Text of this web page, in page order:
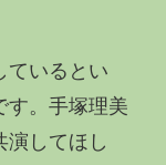
ているとい
す。手塚理美
演してほし